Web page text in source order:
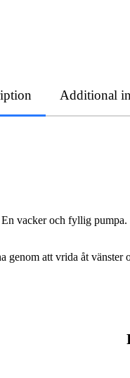
Additional
vacker och fyllig
att vrida åt vänster